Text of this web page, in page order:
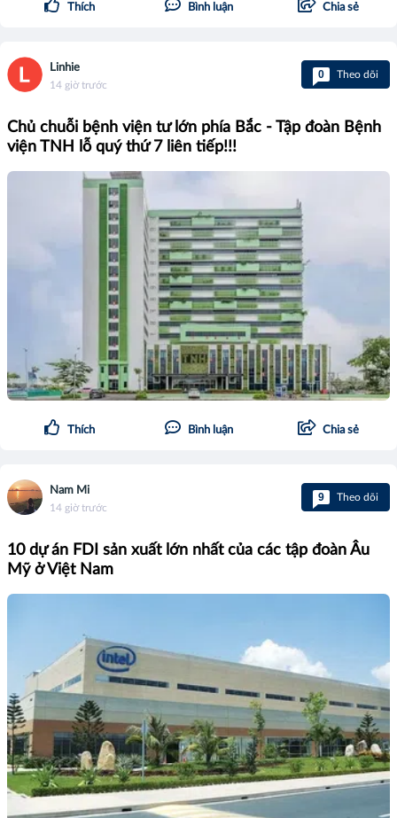
Thích Bình luận Chia sẻ
Linhie
14 giờ trước
0 Theo dõi
Chủ chuỗi bệnh viện tư lớn phía Bắc - Tập đoàn Bệnh
viện TNH lỗ quý thứ 7 liên tiếp!!!
Thích Bình luận Chia sẻ
Nam Mi
14 giờ trước
9 Theo dõi
10 dự án FDI sản xuất lớn nhất của các tập đoàn Âu
Mỹ ở Việt Nam